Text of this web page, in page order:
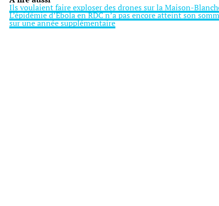
Ils voulaient faire exploser des drones sur la Maison-
L’épidémie d’Ebola en RDC n’a pas encore atteint son
sur une année supplémentaire